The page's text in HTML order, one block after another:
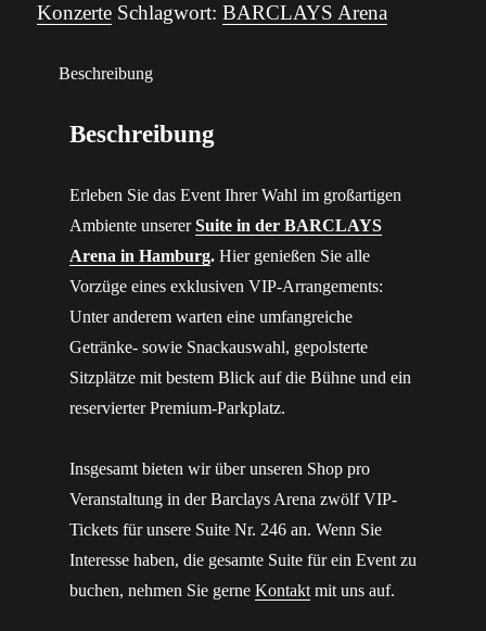
Konzerte Schlagwort:BARCLAYS Arena
Beschreibung
Beschreibung
Erleben Sie das Event Ihrer Wahl im großartigen
Ambiente unsererSuite in der BARCLAYS
Arena in Hamburg. Hier genießen Sie alle
Vorzüge eines exklusiven VIP-Arrangements:
Unter anderem warten eine umfangreiche
Getränke- sowie Snackauswahl, gepolsterte
Sitzplätze mit bestem Blick auf die Bühne und ein
reservierter Premium-Parkplatz.
Insgesamt bieten wir über unseren Shop pro
Veranstaltung in der Barclays Arena zwölf VIP-
Tickets für unsere Suite Nr. 246 an. Wenn Sie
Interesse haben, die gesamte Suite für ein Event zu
buchen, nehmen Sie gerne Kontaktmit uns auf.